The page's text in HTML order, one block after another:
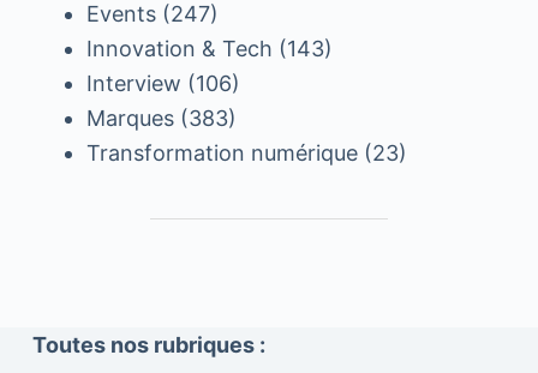
Events(247)
Innovation & Tech (143)
Interview (106)
Marques(383)
Transformation numérique(23)
Toutes nos rubriques :